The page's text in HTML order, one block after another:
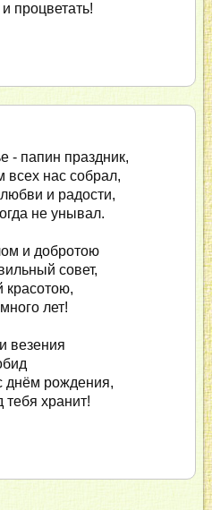
процветать!
- папин праздник,
всех нас собрал,
и радости,
не унывал.
и добротою
совет,
красотою,
лет!
везения
днём рождения,
тебя хранит!